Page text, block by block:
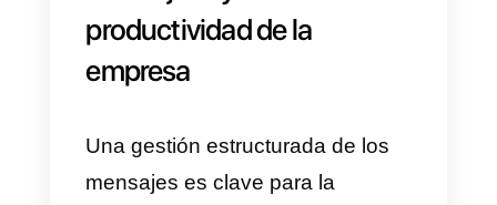
haga las rutas, acorde a las
necesidades de la empresa, y